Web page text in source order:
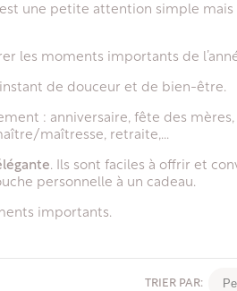
est une petite attention simple
les moments importants de
instant de douceur et de bien-être.
: anniversaire, fête des
maîtresse, retraite,...
. Ils sont faciles à offrir et
personnelle à un cadeau.
importants.
TRIER PAR: